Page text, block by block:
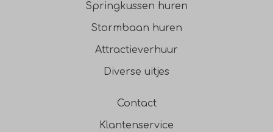
Springkussen huren
Stormbaan huren
Attractieverhuur
Diverse uitjes
Contact
Klantenservice